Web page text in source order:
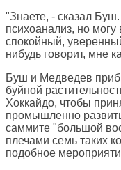
"Знаете, - сказал
психоанализ, но могу
спокойный,
нибудь говорит, мне
Буш и Медведев
буйной
Хоккайдо, чтобы
промышленно
саммите "большой
плечами семь таких
подобное